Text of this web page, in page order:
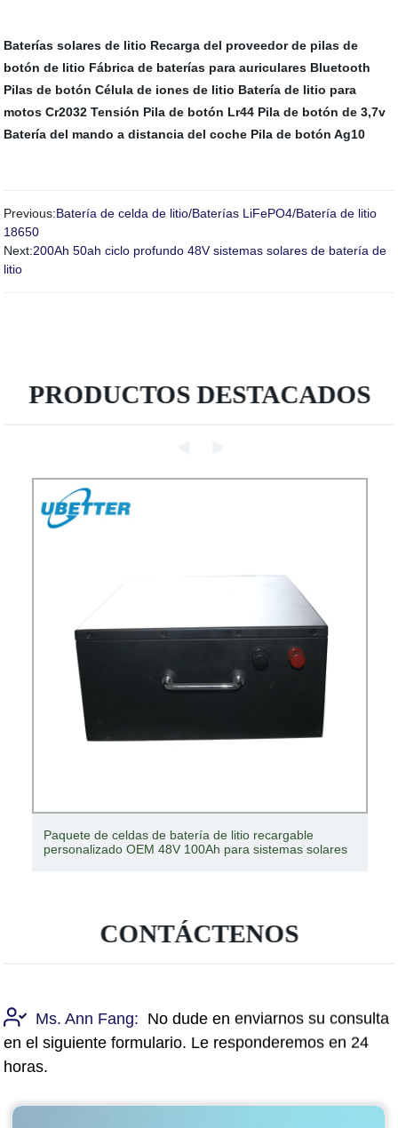
Baterías solares de litio Recarga del proveedor de pilas de
botón de litio Fábrica de baterías para auriculares Bluetooth
Pilas de botón Célula de iones de litio Batería de litio para
motos Cr2032 Tensión Pila de botón Lr44 Pila de botón de 3,7v
Batería del mando a distancia del coche Pila de botón Ag10
Previous:Batería de celda de litio/Baterías LiFePO4/Batería de litio
18650
Next:200Ah 50ah ciclo profundo 48V sistemas solares de batería de
litio
PRODUCTOS DESTACADOS
Paquete de celdas de batería de litio recargable
personalizado OEM 48V 100Ah para sistemas solares
CONTÁCTENOS
Ms. Ann Fang: No dude en enviarnos su consulta
en el siguiente formulario. Le responderemos en 24
horas.